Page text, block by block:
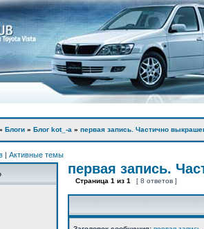
Блоги » Блог kot_-а » первая запись. Частично
| Активные темы
первая запись.
Страница 1 из 1 [ 8 ответов ]